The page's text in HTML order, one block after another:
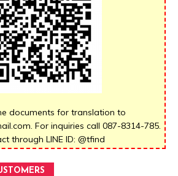
documents for translation to
For inquiries call 087-8314-785.
through LINE ID: @tfind